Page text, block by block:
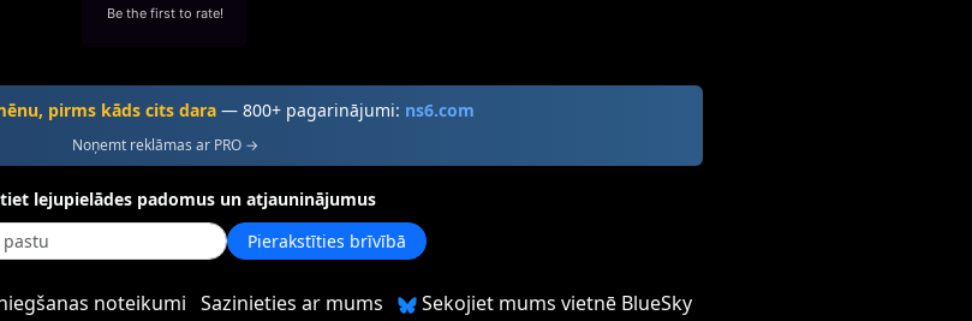
Be the first to rate!
pirms kāds cits dara— 800+ pagarinājumi: ns6.com
Noņemt reklāmas ar PRO →
lejupielādes padomus un atjauninājumus
Pierakstīties brīvībā
noteikumi Sazinieties ar mums Sekojiet mums vietnē BlueSky